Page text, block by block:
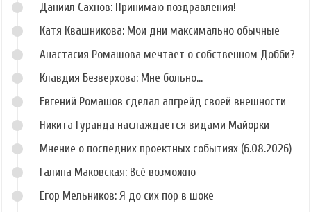
Даниил Сахнов: Принимаю поздравления!
Катя Квашникова: Мои дни максимально обычные
Анастасия Ромашова мечтает о собственном Добби?
Клавдия Безверхова: Мне больно...
Евгений Ромашов сделал апгрейд своей внешности
Никита Гуранда наслаждается видами Майорки
Мнение о последних проектных событиях (6.08.2026)
Галина Маковская: Всё возможно
Егор Мельников: Я до сих пор в шоке